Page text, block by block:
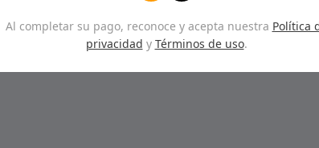
Al completar su pago, reconoce y acepta nuestra Política
privacidad y Términos de uso.